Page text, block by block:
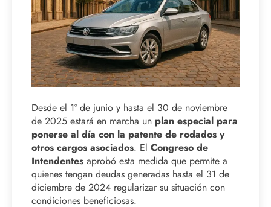
Desde el 1º de junio y hasta el 30 de noviembre
de 2025 estará en marcha un plan especial para
ponerse al día con la patente de rodados y
otros cargos asociados. El Congreso de
Intendentes aprobó esta medida que permite a
quienes tengan deudas generadas hasta el 31 de
diciembre de 2024 regularizar su situación con
condiciones beneficiosas.